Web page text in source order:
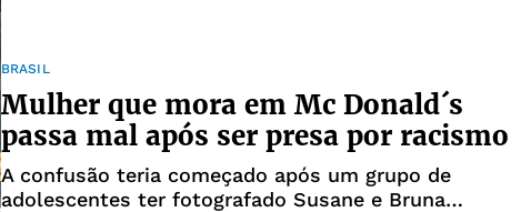
BRASIL
Mulher que mora em Mc Donald´s
passa mal após ser presa por racismo
A confusão teria começado após um grupo de
adolescentes ter fotografado Susane e Bruna